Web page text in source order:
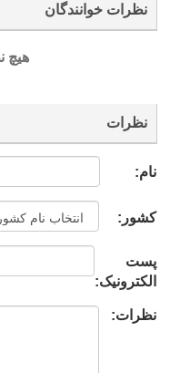
نظرات خوانندگان
هیچ
نظرات
نام:
کشور:
پست
الکترونیک:
نظرات: